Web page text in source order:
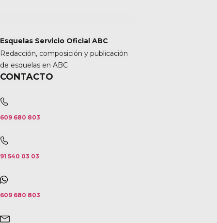
Esquelas Servicio Oficial ABC
Redacción, composición y publicación
de esquelas en ABC
CONTACTO
609 680 803
91 540 03 03
609 680 803